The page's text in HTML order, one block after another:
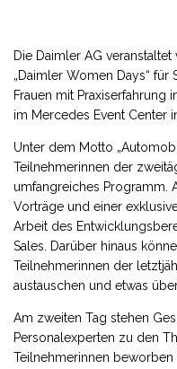
Die Daimler AG
„Daimler Women Days“ für
Frauen mit Praxiserfahrung
im Mercedes Event Center
Unter dem Motto
Teilnehmerinnen der
umfangreiches Programm.
Vorträge und einer
Arbeit des
Sales. Darüber hinaus
Teilnehmerinnen der
austauschen und etwas
Am zweiten Tag stehen
Personalexperten zu den
Teilnehmerinnen beworben